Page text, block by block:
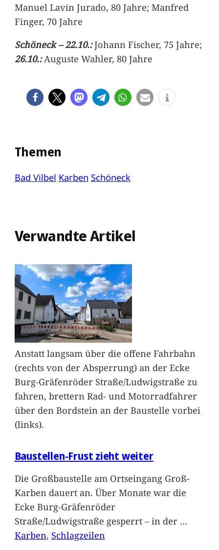
Manuel Lavin Jurado, 80 Jahre; Manfred
Finger, 70 Jahre
Schöneck – 22.10.:Johann Fischer, 75 Jahre;
26.10.:Auguste Wahler, 80 Jahre
Themen
Bad Vilbel Karben Schöneck
Verwandte Artikel
Anstatt langsam über die offene Fahrbahn
(rechts von der Absperrung) an der Ecke
Burg-Gräfenröder Straße/Ludwigstraße zu
fahren, brettern Rad- und Motorradfahrer
über den Bordstein an der Baustelle vorbei
(links).
Baustellen-Frust zieht weiter
Die Großbaustelle am Ortseingang Groß-
Karben dauert an. Über Monate war die
Ecke Burg-Gräfenröder
Straße/Ludwigstraße gesperrt – in der …
Karben, Schlagzeilen